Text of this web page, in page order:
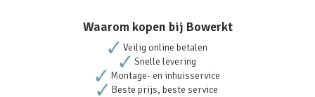
Waarom kopen bij Bowerkt
Veilig online betalen
Snelle levering
Montage- en inhuisservice
Beste prijs, beste service